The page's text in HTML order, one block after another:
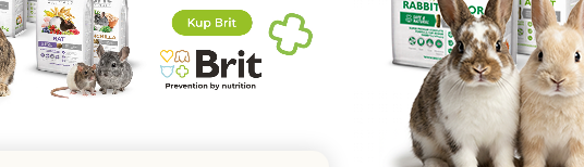
iFauna nově nabízí limitované nabídky a